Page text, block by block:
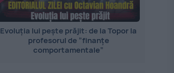
Evoluția lui pește prăjit: de la Topor la
profesorul de ”finanțe
comportamentale”